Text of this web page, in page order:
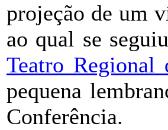
projeção de um
ao qual se
Teatro Regional
pequena
Conferência.